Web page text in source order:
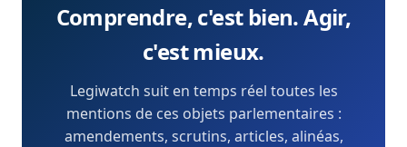
Comprendre, c'est bien. Agir,
c'est mieux.
Legiwatch suit en temps réel toutes les
mentions de ces objets parlementaires :
amendements, scrutins, articles, alinéas,